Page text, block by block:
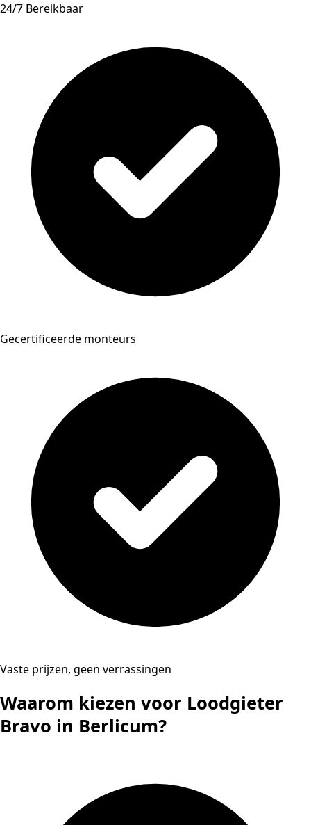
24/7 Bereikbaar
Gecertificeerde monteurs
Vaste prijzen, geen verrassingen
Waarom kiezen voor Loodgieter
Bravo in Berlicum?